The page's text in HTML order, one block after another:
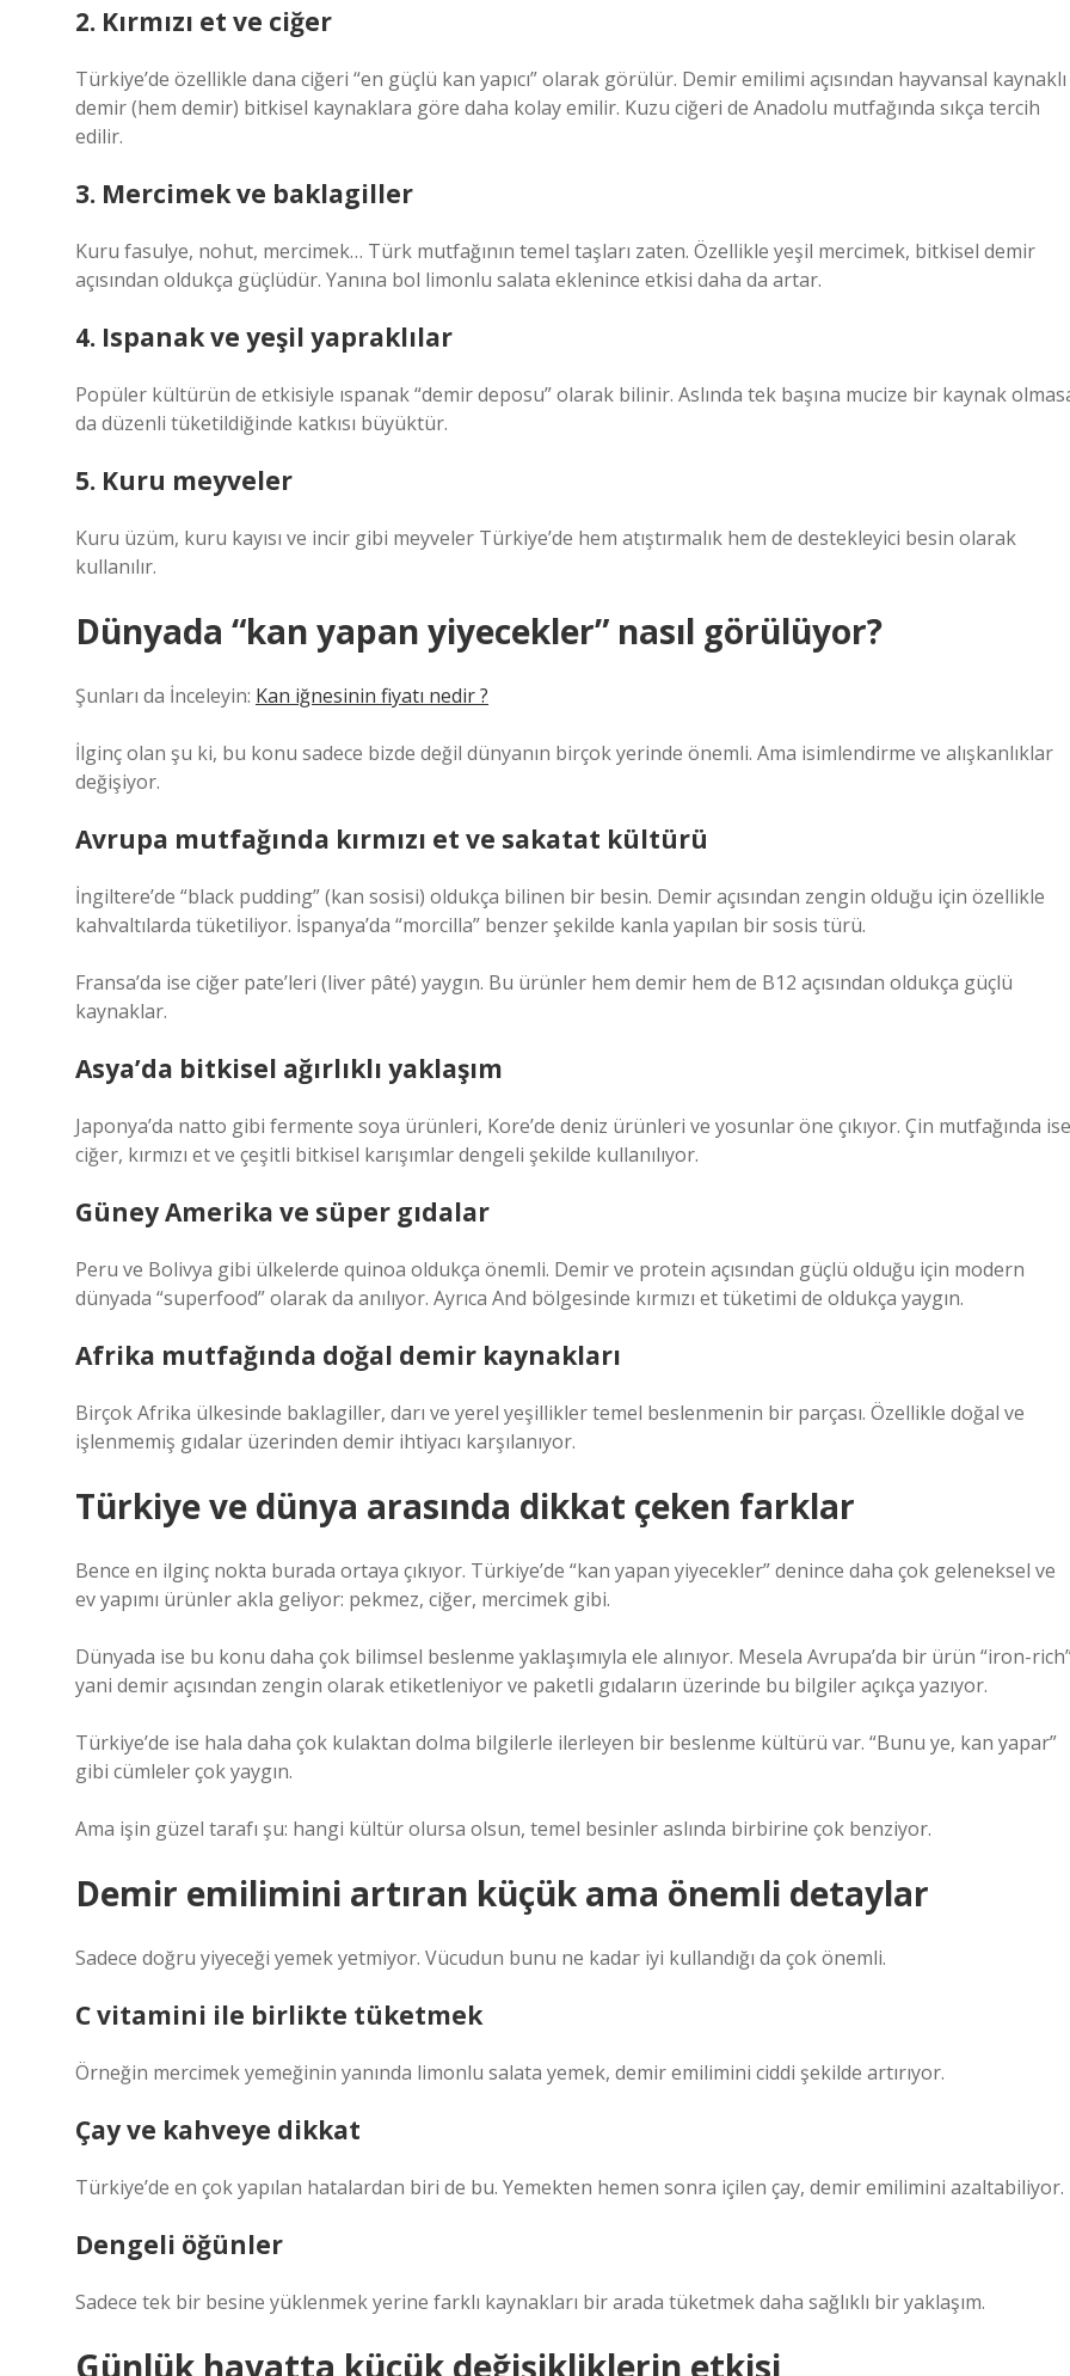
2. Kırmızı et ve ciğer
Türkiye’de özellikle dana ciğeri “en güçlü kan yapıcı” olarak görülür. Demir emilimi açısından hayvansal kaynaklı
demir (hem demir) bitkisel kaynaklara göre daha kolay emilir. Kuzu ciğeri de Anadolu mutfağında sıkça tercih
edilir.
3. Mercimek ve baklagiller
Kuru fasulye, nohut, mercimek… Türk mutfağının temel taşları zaten. Özellikle yeşil mercimek, bitkisel demir
açısından oldukça güçlüdür. Yanına bol limonlu salata eklenince etkisi daha da artar.
4. Ispanak ve yeşil yapraklılar
Popüler kültürün de etkisiyle ıspanak “demir deposu” olarak bilinir. Aslında tek başına mucize bir kaynak
da düzenli tüketildiğinde katkısı büyüktür.
5. Kuru meyveler
Kuru üzüm, kuru kayısı ve incir gibi meyveler Türkiye’de hem atıştırmalık hem de destekleyici besin olarak
kullanılır.
Dünyada “kan yapan yiyecekler” nasıl görülüyor?
Şunları da İnceleyin: Kan iğnesinin fiyatı nedir ?
İlginç olan şu ki, bu konu sadece bizde değil dünyanın birçok yerinde önemli. Ama isimlendirme ve alışkanlıklar
değişiyor.
Avrupa mutfağında kırmızı et ve sakatat kültürü
İngiltere’de “black pudding” (kan sosisi) oldukça bilinen bir besin. Demir açısından zengin olduğu için özellikle
kahvaltılarda tüketiliyor. İspanya’da “morcilla” benzer şekilde kanla yapılan bir sosis türü.
Fransa’da ise ciğer pate’leri (liver pâté) yaygın. Bu ürünler hem demir hem de B12 açısından oldukça güçlü
kaynaklar.
Asya’da bitkisel ağırlıklı yaklaşım
Japonya’da natto gibi fermente soya ürünleri, Kore’de deniz ürünleri ve yosunlar öne çıkıyor. Çin mutfağında ise
ciğer, kırmızı et ve çeşitli bitkisel karışımlar dengeli şekilde kullanılıyor.
Güney Amerika ve süper gıdalar
Peru ve Bolivya gibi ülkelerde quinoa oldukça önemli. Demir ve protein açısından güçlü olduğu için modern
dünyada “superfood” olarak da anılıyor. Ayrıca And bölgesinde kırmızı et tüketimi de oldukça yaygın.
Afrika mutfağında doğal demir kaynakları
Birçok Afrika ülkesinde baklagiller, darı ve yerel yeşillikler temel beslenmenin bir parçası. Özellikle doğal ve
işlenmemiş gıdalar üzerinden demir ihtiyacı karşılanıyor.
Türkiye ve dünya arasında dikkat çeken farklar
Bence en ilginç nokta burada ortaya çıkıyor. Türkiye’de “kan yapan yiyecekler” denince daha çok geleneksel ve
ev yapımı ürünler akla geliyor: pekmez, ciğer, mercimek gibi.
Dünyada ise bu konu daha çok bilimsel beslenme yaklaşımıyla ele alınıyor. Mesela Avrupa’da bir ürün “iron-
yani demir açısından zengin olarak etiketleniyor ve paketli gıdaların üzerinde bu bilgiler açıkça yazıyor.
Türkiye’de ise hala daha çok kulaktan dolma bilgilerle ilerleyen bir beslenme kültürü var. “Bunu ye, kan yapar”
gibi cümleler çok yaygın.
Ama işin güzel tarafı şu: hangi kültür olursa olsun, temel besinler aslında birbirine çok benziyor.
Demir emilimini artıran küçük ama önemli detaylar
Sadece doğru yiyeceği yemek yetmiyor. Vücudun bunu ne kadar iyi kullandığı da çok önemli.
C vitamini ile birlikte tüketmek
Örneğin mercimek yemeğinin yanında limonlu salata yemek, demir emilimini ciddi şekilde artırıyor.
Çay ve kahveye dikkat
Türkiye’de en çok yapılan hatalardan biri de bu. Yemekten hemen sonra içilen çay, demir emilimini azaltabiliyor.
Dengeli öğünler
Sadece tek bir besine yüklenmek yerine farklı kaynakları bir arada tüketmek daha sağlıklı bir yaklaşım.
Günlük hayatta küçük değişikliklerin etkisi